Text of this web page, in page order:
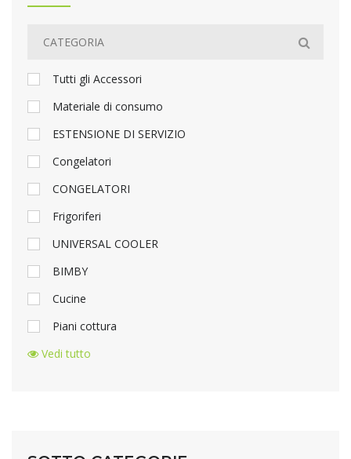
Tutti gli Accessori
Materiale di consumo
ESTENSIONE DI SERVIZIO
Congelatori
CONGELATORI
Frigoriferi
UNIVERSAL COOLER
BIMBY
Cucine
Piani cottura
Vedi tutto